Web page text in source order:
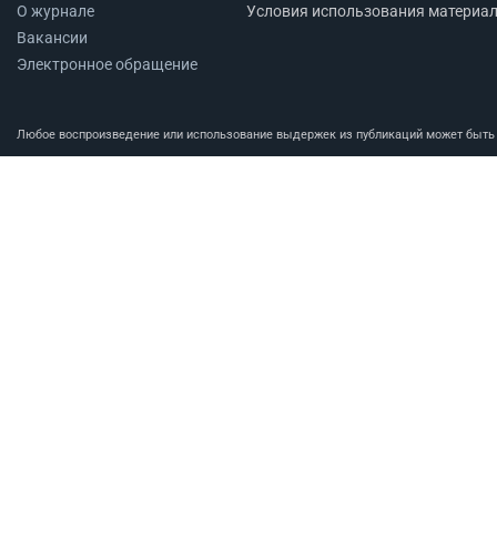
О журнале
Вакансии
Электронное обращение
Условия использования
Любое воспроизведение или использование выдержек из публикаций может